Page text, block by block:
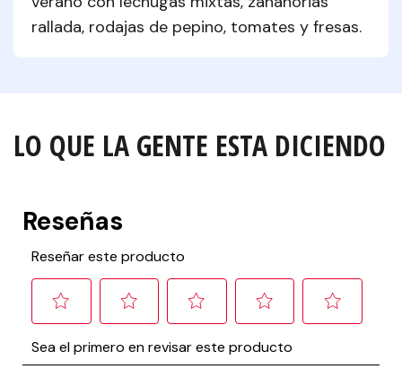
rallada, rodajas de pepino, tomates y fresas.
LO QUE LA GENTE ESTA DICIENDO